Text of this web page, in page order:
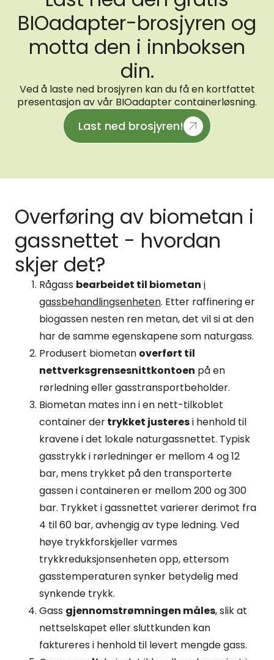
BIOadapter-brosjyren og
motta den i innboksen
din.
Ved å laste ned brosjyren kan du få en kortfattet
presentasjon av vår BIOadapter containerløsning.
Last ned brosjyren!
Overføring av biometan i
gassnettet - hvordan
skjer det?
Rågass bearbeidet til biometan i
gassbehandlingsenheten. Etter raffinering er
biogassen nesten ren metan, det vil si at den
har de samme egenskapene som naturgass.
Produsert biometan overført til
nettverksgrensesnittkontoen på en
rørledning eller gasstransportbeholder.
Biometan mates inn i en nett-tilkoblet
container dertrykket justeresi henhold til
kravene i det lokale naturgassnettet. Typisk
gasstrykk i rørledninger er mellom 4 og 12
bar, mens trykket på den transporterte
gassen i containeren er mellom 200 og 300
bar. Trykket i gassnettet varierer derimot fra
4 til 60 bar, avhengig av type ledning. Ved
høye trykkforskjeller varmes
trykkreduksjonsenheten opp, ettersom
gasstemperaturen synker betydelig med
synkende trykk.
Gass gjennomstrømningen måles, slik at
nettselskapet eller sluttkunden kan
faktureres i henhold til levert mengde gass.